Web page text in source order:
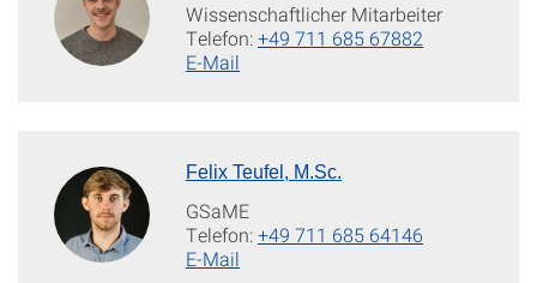
Wissenschaftlicher Mitarbeiter
Telefon:+49 711 685 67882
E-Mail
Felix Teufel, M.Sc.
GSaME
Telefon:+49 711 685 64146
E-Mail